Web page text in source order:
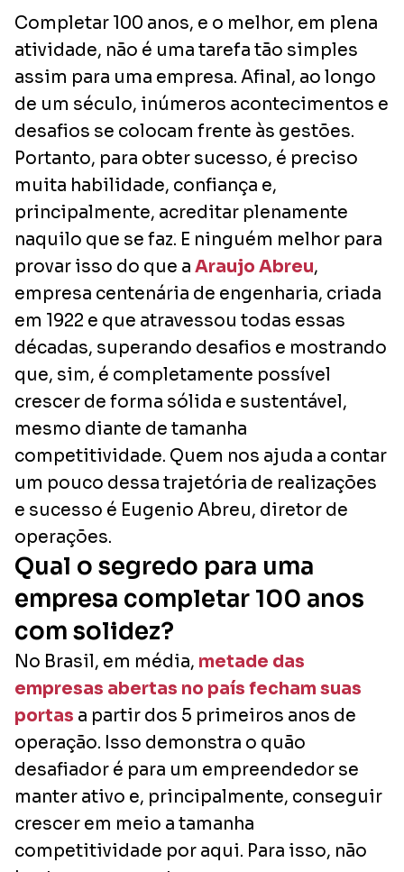
Completar 100 anos, e o melhor, em plena
atividade, não é uma tarefa tão simples
assim para uma empresa. Afinal, ao longo
de um século, inúmeros acontecimentos e
desafios se colocam frente às gestões.
Portanto, para obter sucesso, é preciso
muita habilidade, confiança e,
principalmente, acreditar plenamente
naquilo que se faz. E ninguém melhor para
provar isso do que a Araujo Abreu,
empresa centenária de engenharia, criada
em 1922 e que atravessou todas essas
décadas, superando desafios e mostrando
que, sim, é completamente possível
crescer de forma sólida e sustentável,
mesmo diante de tamanha
competitividade. Quem nos ajuda a contar
um pouco dessa trajetória de realizações
e sucesso é Eugenio Abreu, diretor de
operações.
Qual o segredo para uma
empresa completar 100 anos
com solidez?
No Brasil, em média, metade das
empresas abertas no país fecham suas
portas a partir dos 5 primeiros anos de
operação. Isso demonstra o quão
desafiador é para um empreendedor se
manter ativo e, principalmente, conseguir
crescer em meio a tamanha
competitividade por aqui. Para isso, não